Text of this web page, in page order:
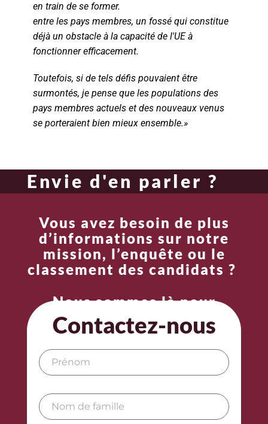
en train de se former.
entre les pays membres, un fossé qui constitue
déjà un obstacle à la capacité de l'UE à
fonctionner efficacement.
Toutefois, si de tels défis pouvaient être
surmontés, je pense que les populations des
pays membres actuels et des nouveaux venus
se porteraient bien mieux ensemble.»
Envie d'en parler ?
Vous avez besoin de plus
d’informations sur notre
mission, l’enquête ou le
classement des candidats ?
Nous sommes là pour
répondre à vos questions.
Contactez-nous